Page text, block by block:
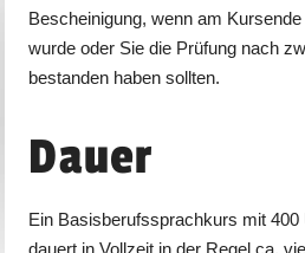
Bescheinigung, wenn am
wurde oder Sie die Prüfung nach
bestanden haben sollten.
Dauer
Ein Basisberufssprachkurs mit 400
dauert in Vollzeit in der Regel ca.